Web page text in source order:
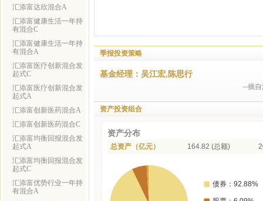
汇添富达欣混合A
汇添富健康生活一年持
有混合C
汇添富健康生活一年持
有混合A
汇添富医疗创新混合发
起式C
汇添富医疗创新混合发
起式A
汇添富创新医药混合A
汇添富创新医药混合C
汇添富均衡回报混合发
起式A
汇添富均衡回报混合发
起式C
汇添富优势行业一年持
有混合A
季报投资策略
基金经理：吴江宏,陈思行
--摘
资产投资组合
资产分布
总资产（亿元） 164.82 (总额)